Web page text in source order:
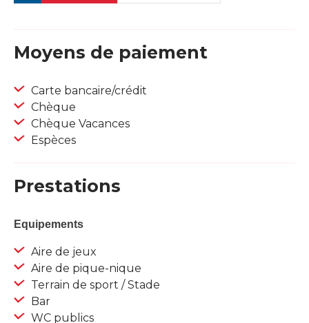
Moyens de paiement
Carte bancaire/crédit
Chèque
Chèque Vacances
Espèces
Prestations
Equipements
Aire de jeux
Aire de pique-nique
Terrain de sport / Stade
Bar
WC publics